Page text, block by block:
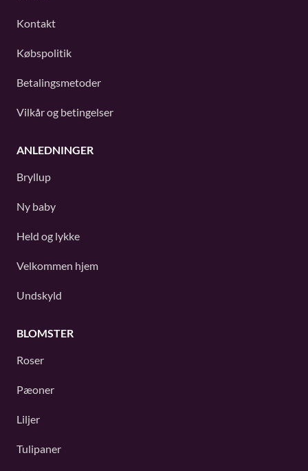
Kontakt
Købspolitik
Betalingsmetoder
Vilkår og betingelser
ANLEDNINGER
Bryllup
Ny baby
Held og lykke
Velkommen hjem
Undskyld
BLOMSTER
Roser
Pæoner
Liljer
Tulipaner